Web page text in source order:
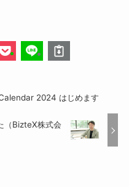
2024 はじめます
（BizteX株式会